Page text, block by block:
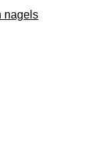
nagels